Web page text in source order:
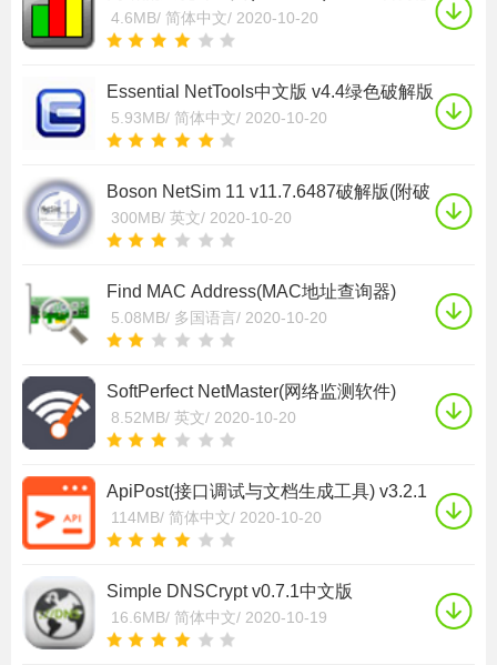
4.6MB/ 简体中文/ 2020-10-20
Essential NetTools中文版 v4.4绿色破解版
5.93MB/ 简体中文/ 2020-10-20
Boson NetSim 11 v11.7.6487破解版(附破
解补丁)
300MB/ 英文/ 2020-10-20
Find MAC Address(MAC地址查询器)
v6.9.2.253破解版(含破解补丁)
5.08MB/ 多国语言/ 2020-10-20
SoftPerfect NetMaster(网络监测软件)
v1.0.3破解版
8.52MB/ 英文/ 2020-10-20
ApiPost(接口调试与文档生成工具) v3.2.1
官方版
114MB/ 简体中文/ 2020-10-20
Simple DNSCrypt v0.7.1中文版
16.6MB/ 简体中文/ 2020-10-19